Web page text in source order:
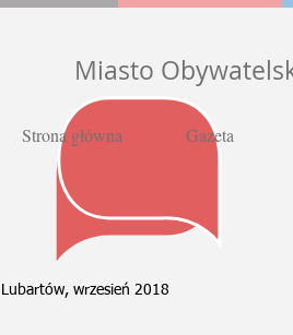
Miasto
Strona główna Gazeta
Lubartów, wrzesień 2018